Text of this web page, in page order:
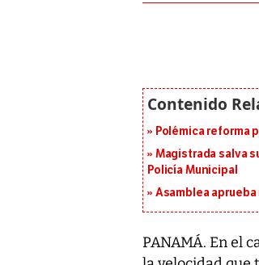
Polémica reforma
Magistrada salva
Policía Municipal
Asamblea
PANAMÁ. En el